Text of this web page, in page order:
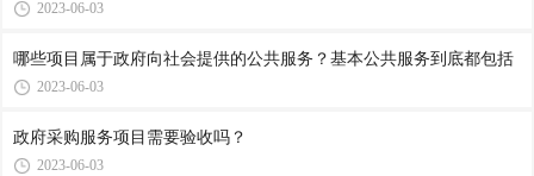
2023-06-03
哪些项目属于政府向社会提供的公共服务？基本公共服务到底都包括
2023-06-03
政府采购服务项目需要验收吗？
2023-06-03